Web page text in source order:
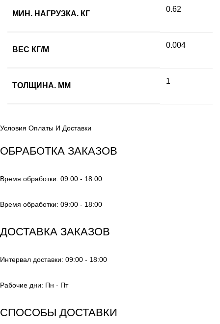
МИН. НАГРУЗКА. КГ
0.62
ВЕС КГ/М
0.004
ТОЛЩИНА. ММ
1
Условия Оплаты И Доставки
ОБРАБОТКА ЗАКАЗОВ
Время обработки: 09:00 - 18:00
Время обработки: 09:00 - 18:00
ДОСТАВКА ЗАКАЗОВ
Интервал доставки: 09:00 - 18:00
Рабочие дни: Пн - Пт
СПОСОБЫ ДОСТАВКИ